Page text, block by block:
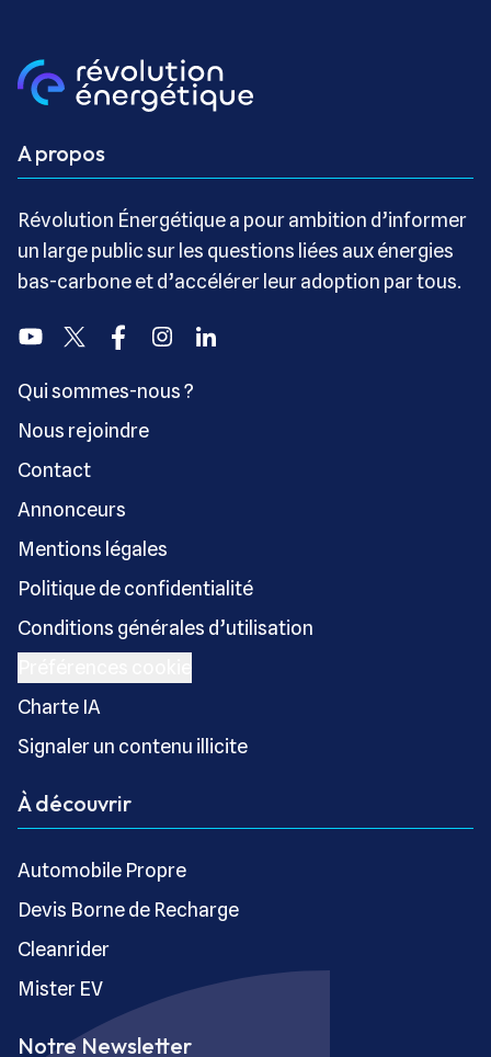
A propos
Révolution Énergétique a pour ambition d’informer
un large public sur les questions liées aux énergies
bas-carbone et d’accélérer leur adoption par tous.
YoutubeTwitter FacebookInstagramLinkedin
Qui sommes-nous ?
Nous rejoindre
Contact
Annonceurs
Mentions légales
Politique de confidentialité
Conditions générales d’utilisation
Charte IA
Signaler un contenu illicite
À découvrir
Automobile Propre
Devis Borne de Recharge
Cleanrider
Mister EV
Notre Newsletter